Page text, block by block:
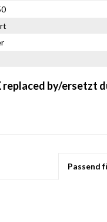
by/ersetzt
Passend